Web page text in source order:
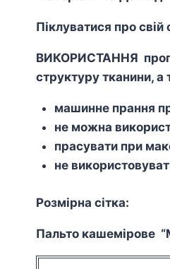
Піклуватися про
ВИКОРИСТАННЯ
структуру тканини, а
машинне прання
не можна
прасувати при
не
Розмірна сітка:
Пальто кашемірове